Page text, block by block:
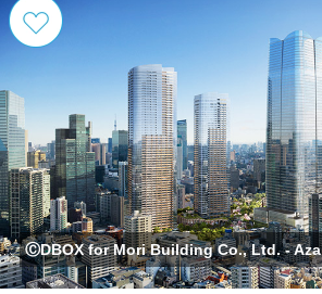
ⒸDBOX for Mori Building Co., Ltd. -